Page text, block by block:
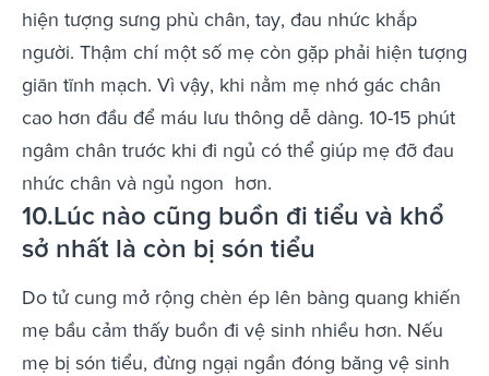
hiện tượng sưng phù chân, tay, đau nhức khắp
người. Thậm chí một số mẹ còn gặp phải hiện tượng
giãn tĩnh mạch. Vì vậy, khi nằm mẹ nhớ gác chân
cao hơn đầu để máu lưu thông dễ dàng. 10-15 phút
ngâm chân trước khi đi ngủ có thể giúp mẹ đỡ đau
nhức chân và ngủ ngon hơn.
10.Lúc nào cũng buồn đi tiểu và khổ
sở nhất là còn bị són tiểu
Do tử cung mở rộng chèn ép lên bàng quang khiến
mẹ bầu cảm thấy buồn đi vệ sinh nhiều hơn. Nếu
mẹ bị són tiểu, đừng ngại ngần đóng băng vệ sinh